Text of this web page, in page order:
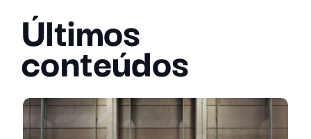
Últimos
conteúdos